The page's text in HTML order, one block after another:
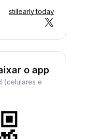
stillearly.today
o app
(celulares e